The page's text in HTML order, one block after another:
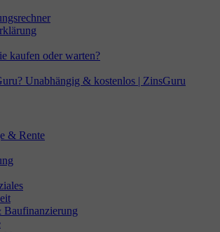
kaufen oder warten?
Unabhängig & kostenlos | ZinsGuru
& Rente